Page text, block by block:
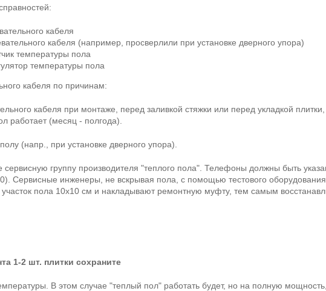
кабеля
кабеля (например, просверлили при установке дверного упора)
температуры пола
температуры пола
кабеля по причинам:
кабеля при монтаже, перед заливкой стяжки или перед укладкой
работает (месяц - полгода).
(напр., при установке дверного упора).
сервисную группу производителя "теплого пола". Телефоны должны быть
Сервисные инженеры, не вскрывая пола, с помощью тестового
пола 10х10 см и накладывают ремонтную муфту, тем самым
1-2 шт. плитки сохраните
В этом случае "теплый пол" работать будет, но на полную